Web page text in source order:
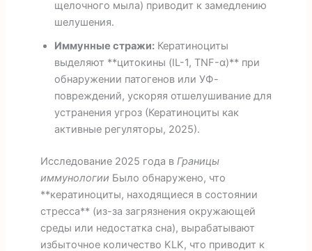
щелочного мыла) приводит к замедлению
шелушения.
Иммунные стражи:Кератиноциты
выделяют **цитокины (IL-1, TNF-α)** при
обнаружении патогенов или УФ-
повреждений, ускоряя отшелушивание для
устранения угроз (Кератиноциты как
активные регуляторы, 2025).
Исследование 2025 года в Границы
иммунологии Было обнаружено, что
**кератиноциты, находящиеся в состоянии
стресса** (из-за загрязнения окружающей
среды или недостатка сна), вырабатывают
избыточное количество KLK, что приводит к